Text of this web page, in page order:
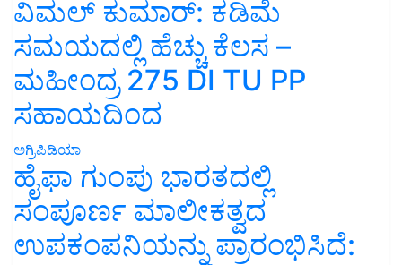
ವಿಮಲ್ ಕುಮಾರ್: ಕಡಿಮೆ
ಸಮಯದಲ್ಲಿ ಹೆಚ್ಚು ಕೆಲಸ –
ಮಹೀಂದ್ರ 275 DI TU PP
ಸಹಾಯದಿಂದ
ಅಗ್ರಿಪಿಡಿಯಾ
ಹೈಫಾ ಗುಂಪು ಭಾರತದಲ್ಲಿ
ಸಂಪೂರ್ಣ ಮಾಲೀಕತ್ವದ
ಉಪಕಂಪನಿಯನ್ನು ಪ್ರಾರಂಭಿಸಿದೆ: